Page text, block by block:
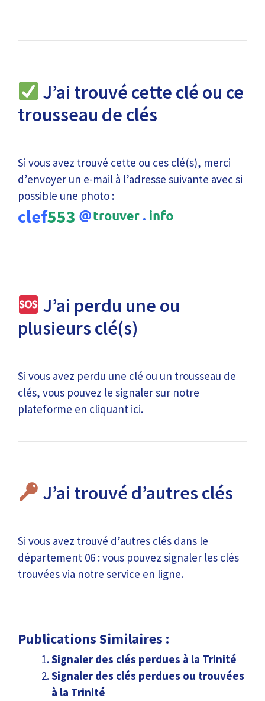
J’ai trouvé cette clé ou ce
trousseau de clés
Si vous avez trouvé cette ou ces clé(s), merci
d’envoyer un e-mail à l’adresse suivante avec si
possible une photo :
clef553
J’ai perdu une ou
plusieurs clé(s)
Si vous avez perdu une clé ou un trousseau de
clés, vous pouvez le signaler sur notre
plateforme en cliquant ici.
J’ai trouvé d’autres clés
Si vous avez trouvé d’autres clés dans le
département 06 : vous pouvez signaler les clés
trouvées via notre service en ligne.
Publications Similaires :
Signaler des clés perdues à la Trinité
Signaler des clés perdues ou trouvées
à la Trinité